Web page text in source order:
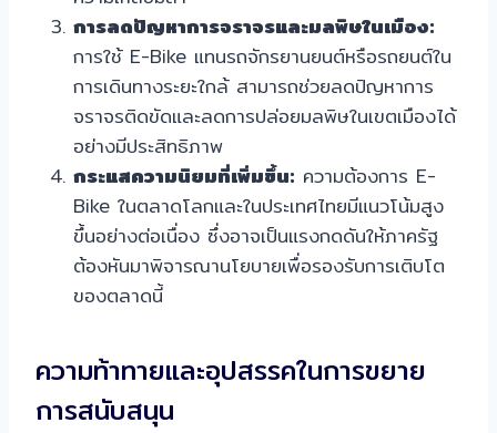
การลดปัญหาการจราจรและมลพิษในเมือง:
การใช้ E-Bike แทนรถจักรยานยนต์หรือรถยนต์ใน
การเดินทางระยะใกล้ สามารถช่วยลดปัญหาการ
จราจรติดขัดและลดการปล่อยมลพิษในเขตเมืองได้
อย่างมีประสิทธิภาพ
กระแสความนิยมที่เพิ่มขึ้น: ความต้องการ E-
Bike ในตลาดโลกและในประเทศไทยมีแนวโน้มสูง
ขึ้นอย่างต่อเนื่อง ซึ่งอาจเป็นแรงกดดันให้ภาครัฐ
ต้องหันมาพิจารณานโยบายเพื่อรองรับการเติบโต
ของตลาดนี้
ความท้าทายและอุปสรรคในการขยาย
การสนับสนุน